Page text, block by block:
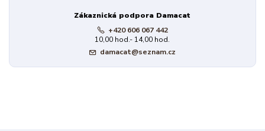
Zákaznická podpora Damacat
+420 606 067 442
10,00 hod.- 14,00 hod.
damacat@seznam.cz